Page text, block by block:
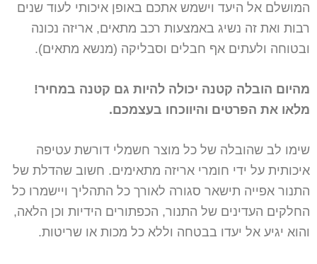
המושלם אל היעד וישמש אתכם באופן איכותי לעוד שנים
רבות ואת זה נשיג באמצעות רכב מתאים, אריזה נכונה
ובטוחה ולעתים אף חבלים וסבליקה (מנשא מתאים).
מהיום הובלה קטנה יכולה להיות גם קטנה במחיר!
מלאו את הפרטים והיווכחו בעצמכם.
שימו לב שהובלה של כל מוצר חשמלי דורשת עטיפה
איכותית על ידי חומרי אריזה מתאימים. חשוב שהדלת של
התנור אפייה תישאר סגורה לאורך כל התהליך ויישמרו כל
החלקים העדינים של התנור, הכפתורים הידיות וכן הלאה,
והוא יגיע אל יעדו בבטחה וללא כל מכות או שריטות.